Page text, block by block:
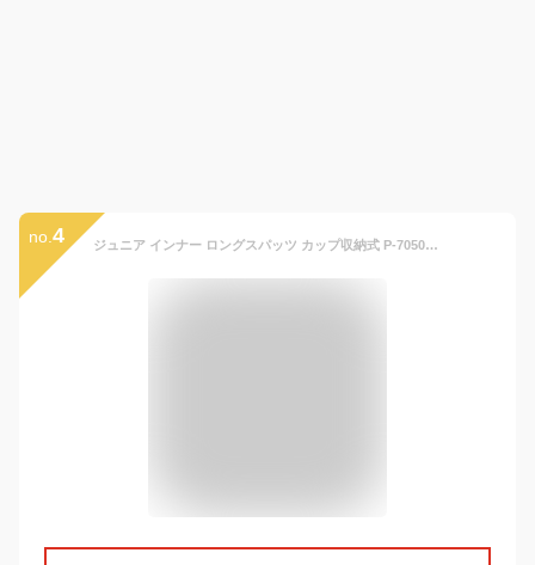
no. 4 ジュニア インナー ロングスパッツ カップ収納式 P-7050 (wundou) スポーツ タイツ キッズ 子供 幼児 ライトコンプレッション